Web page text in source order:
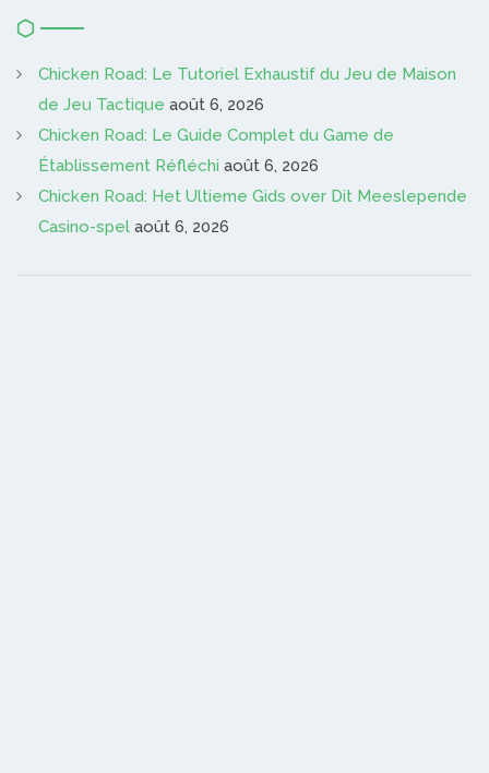
Chicken Road: Le Tutoriel Exhaustif du Jeu de Maison
de Jeu Tactique août 6, 2026
Chicken Road: Le Guide Complet du Game de
Établissement Réfléchi août 6, 2026
Chicken Road: Het Ultieme Gids over Dit Meeslepende
Casino-spel août 6, 2026